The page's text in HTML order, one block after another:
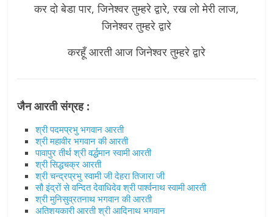
कर दो बेडा पार, जिनेश्वर तुम्हरे द्वारे, रख लो मेरी लाज,
जिनेश्वर तुम्हरे द्वारे
करहूँ आरती आज जिनेश्वर तुम्हरे द्वारे
जैन आरती संग्रह :
श्री पदमप्रभु भगवान आरती
श्री महावीर भगवान की आरती
पावापुर तीर्थ श्री वर्द्धमान स्वामी आरती
श्री सिद्धचक्र आरती
श्री चन्द्रप्रभु स्वामी जी देहरा तिजारा जी
सौ इंद्रों से वन्दित देवाधिदेव श्री पार्श्वनाथ स्वामी आरती
श्री मुनिसुव्रतनाथ भगवान की आरती
अतिशयकारी आरती श्री आदिनाथ भगवान